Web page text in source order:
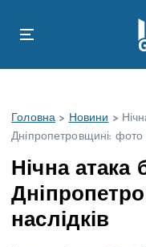
Головна > Новини >
Дніпропетровщині: фото
Нічна атака
наслідків